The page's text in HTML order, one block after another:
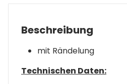
Beschreibung
mit Rändelung
Technischen Daten: